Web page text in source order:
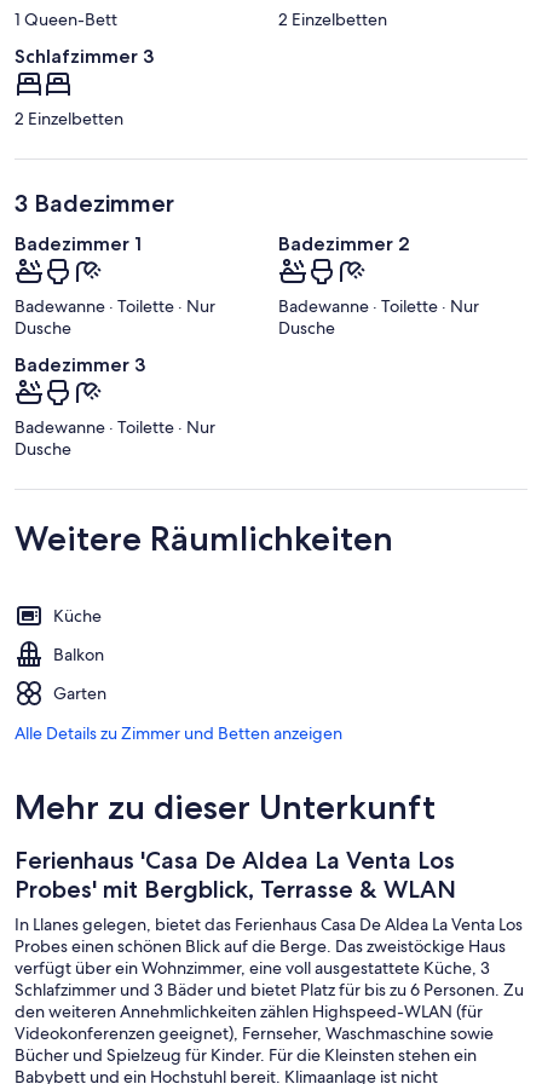
1 Queen-Bett 2 Einzelbetten
Schlafzimmer 3
2 Einzelbetten
3 Badezimmer
Badezimmer 1
Badewanne · Toilette · Nur
Dusche
Badezimmer 2
Badewanne · Toilette · Nur
Dusche
Badezimmer 3
Badewanne · Toilette · Nur
Dusche
Weitere Räumlichkeiten
Küche
Balkon
Garten
Alle Details zu Zimmer und Betten anzeigen
Mehr zu dieser Unterkunft
Ferienhaus 'Casa De Aldea La Venta Los
Probes' mit Bergblick, Terrasse & WLAN
In Llanes gelegen, bietet das Ferienhaus Casa De Aldea La Venta Los
Probes einen schönen Blick auf die Berge. Das zweistöckige Haus
verfügt über ein Wohnzimmer, eine voll ausgestattete Küche, 3
Schlafzimmer und 3 Bäder und bietet Platz für bis zu 6 Personen. Zu
den weiteren Annehmlichkeiten zählen Highspeed-WLAN (für
Videokonferenzen geeignet), Fernseher, Waschmaschine sowie
Bücher und Spielzeug für Kinder. Für die Kleinsten stehen ein
Babybett und ein Hochstuhl bereit. Klimaanlage ist nicht